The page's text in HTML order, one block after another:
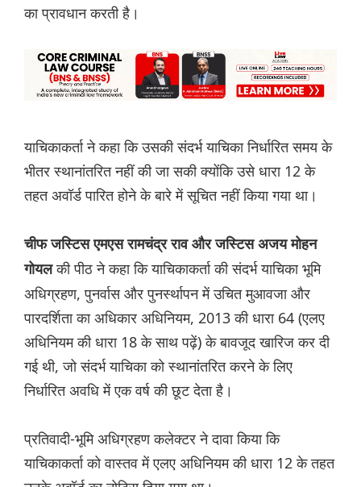
का प्रावधान करती है।
याचिकाकर्ता ने कहा कि उसकी संदर्भ याचिका निर्धारित समय के
भीतर स्थानांतरित नहीं की जा सकी क्योंकि उसे धारा 12 के
तहत अवॉर्ड पारित होने के बारे में सूचित नहीं किया गया था।
चीफ जस्टिस एमएस रामचंद्र राव और जस्टिस अजय मोहन
गोयलकी पीठ ने कहा कि याचिकाकर्ता की संदर्भ याचिका भूमि
अधिग्रहण, पुनर्वास और पुनर्स्थापन में उचित मुआवजा और
पारदर्शिता का अधिकार अधिनियम, 2013 की धारा 64 (एलए
अधिनियम की धारा 18 के साथ पढ़ें) के बावजूद खारिज कर दी
गई थी, जो संदर्भ याचिका को स्थानांतरित करने के लिए
निर्धारित अवधि में एक वर्ष की छूट देता है।
प्रतिवादी-भूमि अधिग्रहण कलेक्टर ने दावा किया कि
याचिकाकर्ता को वास्तव में एलए अधिनियम की धारा 12 के तहत